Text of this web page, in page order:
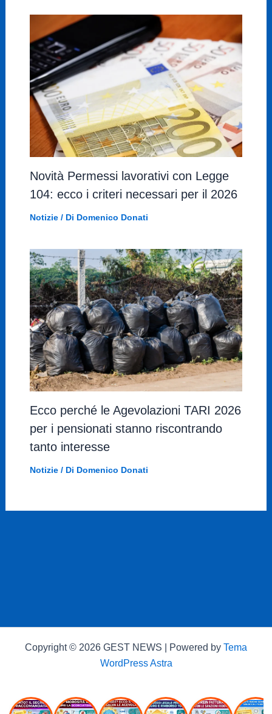
Novità Permessi lavorativi con Legge
104: ecco i criteri necessari per il 2026
Notizie/ Di Domenico Donati
Ecco perché le Agevolazioni TARI 2026
per i pensionati stanno riscontrando
tanto interesse
Notizie/ Di Domenico Donati
Copyright © 2026 GEST NEWS | Powered by Tema
WordPress Astra